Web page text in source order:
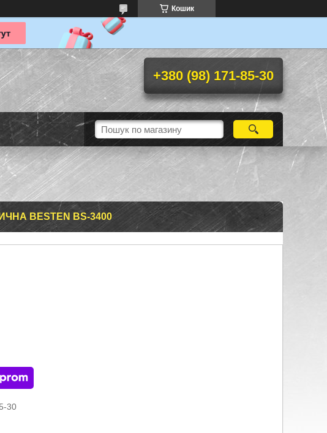
Кошик
+380 (98) 171-85-30
BESTEN BS-3400
30